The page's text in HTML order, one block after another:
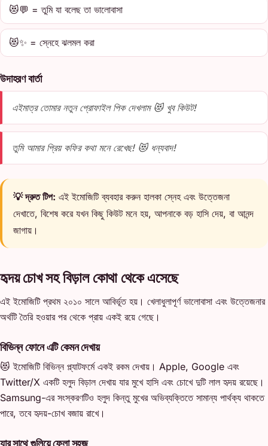
😻💬 = তুমি যা বলেছ তা ভালোবাসা
😻✨ = স্নেহে ঝলমল করা
উদাহরণ বার্তা
এইমাত্র তোমার নতুন প্রোফাইল পিক দেখলাম 😻 খুব কিউট!
তুমি আমার প্রিয় কফির কথা মনে রেখেছ! 😻 ধন্যবাদ!
💡 দ্রুত টিপ: এই ইমোজিটি ব্যবহার করুন হালকা স্নেহ এবং উত্তেজনা
দেখাতে, বিশেষ করে যখন কিছু কিউট মনে হয়, আপনাকে বড় হাসি দেয়, বা আনন্দ
জাগায়।
হৃদয় চোখ সহ বিড়াল কোথা থেকে এসেছে
এই ইমোজিটি প্রথম ২০১০ সালে আবির্ভূত হয়। খেলাধুলাপূর্ণ ভালোবাসা এবং উত্তেজনার
অর্থটি তৈরি হওয়ার পর থেকে প্রায় একই রয়ে গেছে।
বিভিন্ন ফোনে এটি কেমন দেখায়
😻 ইমোজিটি বিভিন্ন প্ল্যাটফর্মে একই রকম দেখায়। Apple, Google এবং
Twitter/X একটি হলুদ বিড়াল দেখায় যার মুখে হাসি এবং চোখে দুটি লাল হৃদয় রয়েছে।
Samsung-এর সংস্করণটিও হলুদ কিন্তু মুখের অভিব্যক্তিতে সামান্য পার্থক্য থাকতে
পারে, তবে হৃদয়-চোখ বজায় রাখে।
যার সাথে গুলিয়ে ফেলা সহজ